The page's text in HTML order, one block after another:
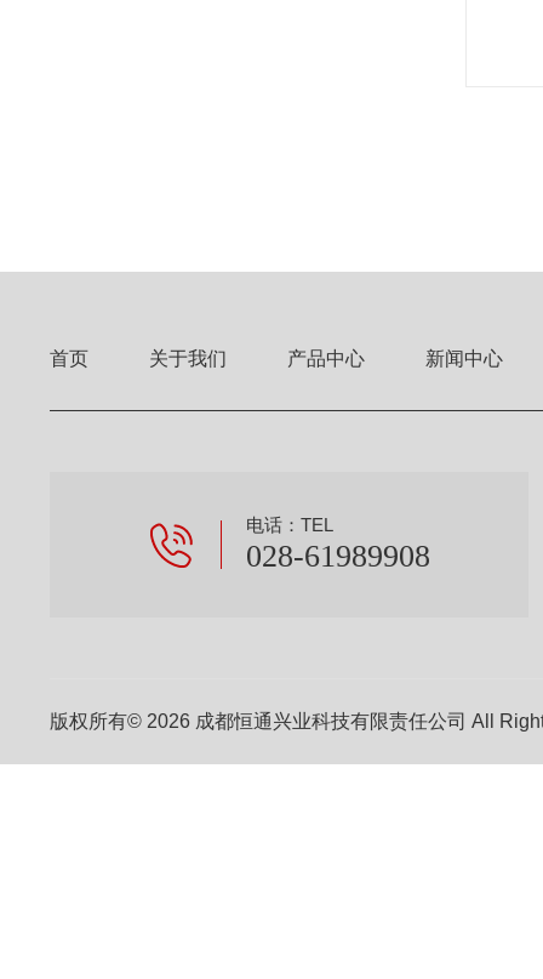
首页 关于我们 产品中心 新闻中心
电话：TEL
028-61989908
版权所有© 2026 成都恒通兴业科技有限责任公司 All